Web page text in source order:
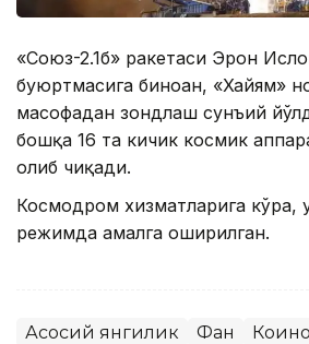
«Союз-2.1б» ракетаси Эрон
буюртмасига биноан, «Хайям»
масофадан зондлаш сунъий
бошқа 16 та кичик космик
олиб чиқади.
Космодром хизматларига кўра,
режимда амалга оширилган.
Асосий янгилик Фан